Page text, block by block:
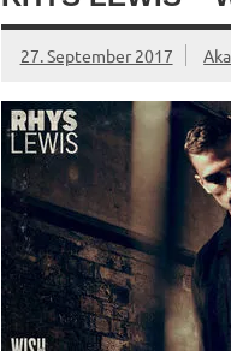
27. September 2017